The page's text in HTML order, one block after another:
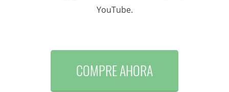
YouTube.
COMPRE AHORA